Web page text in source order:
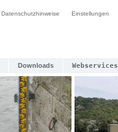
Datenschutzhinweise Einstellungen
Downloads Webservices